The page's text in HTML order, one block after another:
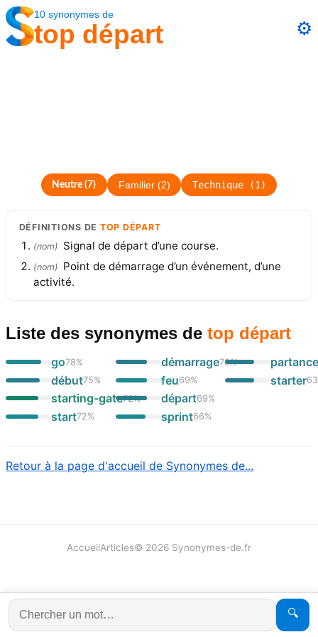
10synonymes de
top départ ⚙️
Neutre (7) Familier(2) Technique(1 )
DÉFINITIONS DE TOP DÉPART
(nom) Signal de départ d’une course.
(nom) Point de démarrage d’un événement, d’une
activité.
Liste des synonymes de top départ
go78%
début75%
starting-gate72%
start72%
démarrage70%
feu69%
départ69%
sprint66%
starter63
Retour à la page d'accueil de Synonymes de...
🔍
AccueilArticles© 2026 Synonymes-de.fr